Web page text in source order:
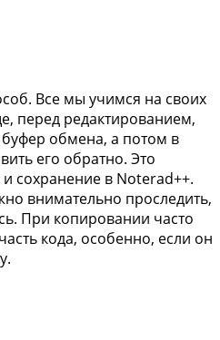
Все мы учимся на своих
перед редактированием,
обмена, а потом в
его обратно. Это
сохранение в Noterad++.
внимательно проследить,
При копировании часто
кода, особенно, если он